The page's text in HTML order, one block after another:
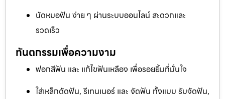
นัดหมอฟัน ง่าย ๆ ผ่านระบบออนไลน์ สะดวกและ
รวดเร็ว
ทันตกรรมเพื่อความงาม
ฟอกสีฟัน และ แก้ไขฟันเหลือง เพื่อรอยยิ้มที่มั่นใจ
ใส่เหล็กดัดฟัน, รีเทนเนอร์ และ จัดฟัน ทั้งแบบ รับจัดฟัน,